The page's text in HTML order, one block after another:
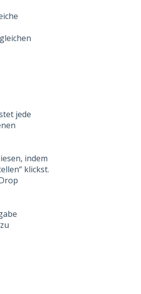
jede
indem
klickst.